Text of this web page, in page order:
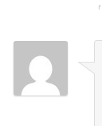
「